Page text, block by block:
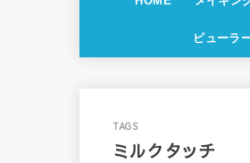
ビューラ
ミルクタッチ